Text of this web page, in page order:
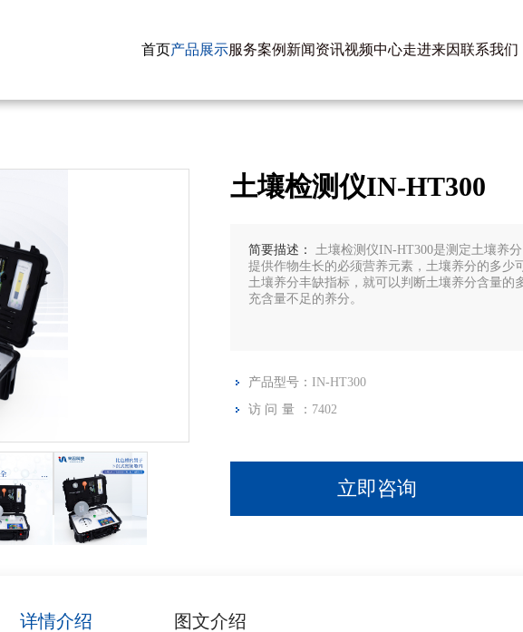
首页产品展示服务案例 新闻资讯视频中心走进来因联系我们
土壤检测仪IN-HT300
简要描述：
土壤检测仪IN-HT300是测定土壤养
提供作物生长的必须营养元素，土壤养分的多少
土壤养分丰缺指标，就可以判断土壤养分含量
充含量不足的养分。
产品型号： IN-HT300
访问量： 7402
立即咨询
详情介绍 图文介绍